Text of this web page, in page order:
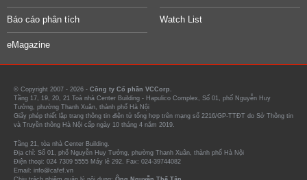
Báo cáo phân tích Watch List
eMagazine
© Copyright 2007 - 2026 - Công ty Cổ phần VCCorp.
Tầng 17, 19, 20, 21 Toà nhà Center Building - Hapulico Complex, Số 01, phố Nguyễn Huy
Tưởng, phường Thanh Xuân, thành phố Hà Nội
Giấy phép thiết lập trang thông tin điện tử tổng hợp trên mạng số 2216/GP-TTĐT do Sở Thông tin
và Truyền thông Hà Nội cấp ngày 10 tháng 4 năm 2019.
Tầng 21, tòa nhà Center Building.
Địa chỉ: Số 01, phố Nguyễn Huy Tưởng, phường Thanh Xuân, thành phố Hà Nội
Điện thoại: 024 7309 5555 Máy lẻ 292. Fax: 024-39744082
Email: info@cafef.vn